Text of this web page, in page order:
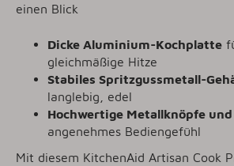
einen Blick
Dicke Aluminium-Kochplatte
gleichmäßige Hitze
Stabiles Spritzgussmetall-
langlebig, edel
Hochwertige Metallknöpfe
angenehmes Bediengefühl
Mit diesem KitchenAid Artisan Cook